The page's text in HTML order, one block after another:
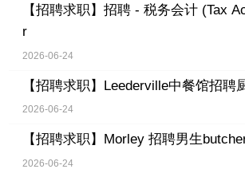
【招聘求职】 招聘 - 税务会计 (Tax
r
2026-06-24
【招聘求职】 Leederville中餐馆招聘
2026-06-24
【招聘求职】 Morley 招聘男生
2026-06-24